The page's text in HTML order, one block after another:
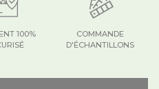
COMMANDE
D'ÉCHANTILLONS
100%